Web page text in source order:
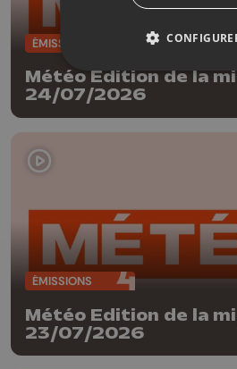
ÉMISSIONS
Météo Edition de la
24/07/2026
ÉMISSIONS
Météo Edition de la
23/07/2026